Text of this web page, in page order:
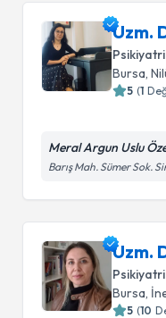
Uzm.
Psikiyatri
Bursa,
5 (1
Meral Argun Uslu
Barış Mah. Sümer Sok.
Uzm.
Psikiyatri
Bursa,
5 (10